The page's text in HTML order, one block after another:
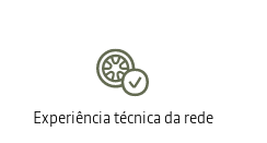
Experiência técnica da rede